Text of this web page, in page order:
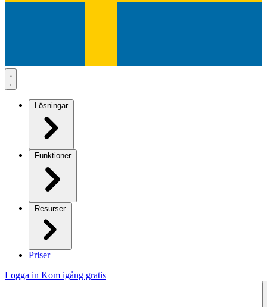
Lösningar
Funktioner
Resurser
Priser
Logga in Kom igång gratis